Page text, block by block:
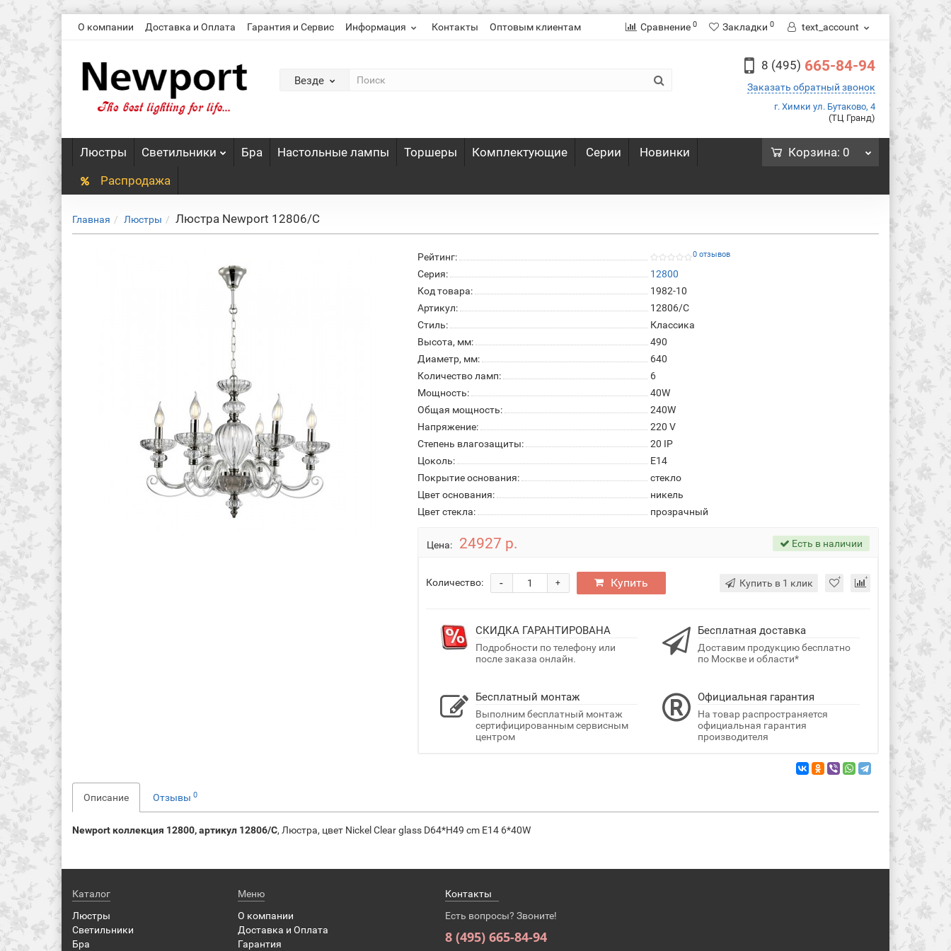
О компании Доставка и Оплата Гарантия и Сервис Информация Контакты Оптовым клиентам Сравнение 0 Закладки 0 text_account
Везде
8 (495) 665-84-94
Заказать обратный звонок
г. Химки ул. Бутаково, 4
(ТЦ Гранд)
Люстры Светильники Бра Настольные лампы Торшеры Комплектующие Серии
Новинки
Распродажа
Корзина: 0
Главная Люстры Люстра Newport 12806/C
Рейтинг: 0 отзывов
Серия:
12800
Код товара:
1982-10
Артикул:
12806/C
Стиль:
Классика
Высота, мм:
490
Диаметр, мм:
640
Количество ламп:
6
Мощность:
40W
Общая мощность:
240W
Напряжение:
220 V
Степень влагозащиты:
20 IP
Цоколь:
Е14
Покрытие основания:
стекло
Цвет основания:
никель
Цвет стекла:
прозрачный
Цена: 24927 р. Есть в наличии
Количество: +
- Купить Купить в 1 клик
СКИДКА ГАРАНТИРОВАНА
Подробности по телефону или
после заказа онлайн.
Бесплатная доставка
Доставим продукцию бесплатно
по Москве и области*
Бесплатный монтаж
Выполним бесплатный монтаж
сертифицированным сервисным
центром
Официальная гарантия
На товар распространяется
официальная гарантия
производителя
Описание Отзывы 0
Newport коллекция 12800, артикул 12806/C, Люстра, цвет Nickel Clear glass D64*H49 cm Е14 6*40W
Каталог
Люстры
Светильники
Бра
Меню
О компании
Доставка и Оплата
Гарантия
Контакты
Есть вопросы? Звоните!
8 (495) 665-84-94